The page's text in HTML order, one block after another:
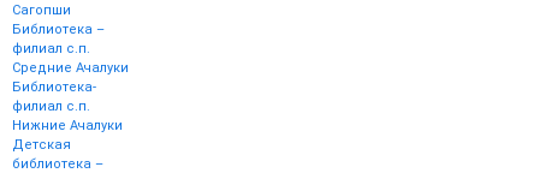
Сагопши
Библиотека –
филиал с.п.
Средние Ачалуки
Библиотека-
филиал с.п.
Нижние Ачалуки
Детская
библиотека –